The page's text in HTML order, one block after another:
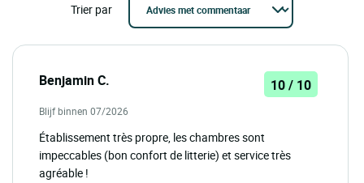
Trier par
Benjamin C. 10 / 10
Blijf binnen 07/2026
Établissement très propre, les chambres sont
impeccables (bon confort de litterie) et service très
agréable !